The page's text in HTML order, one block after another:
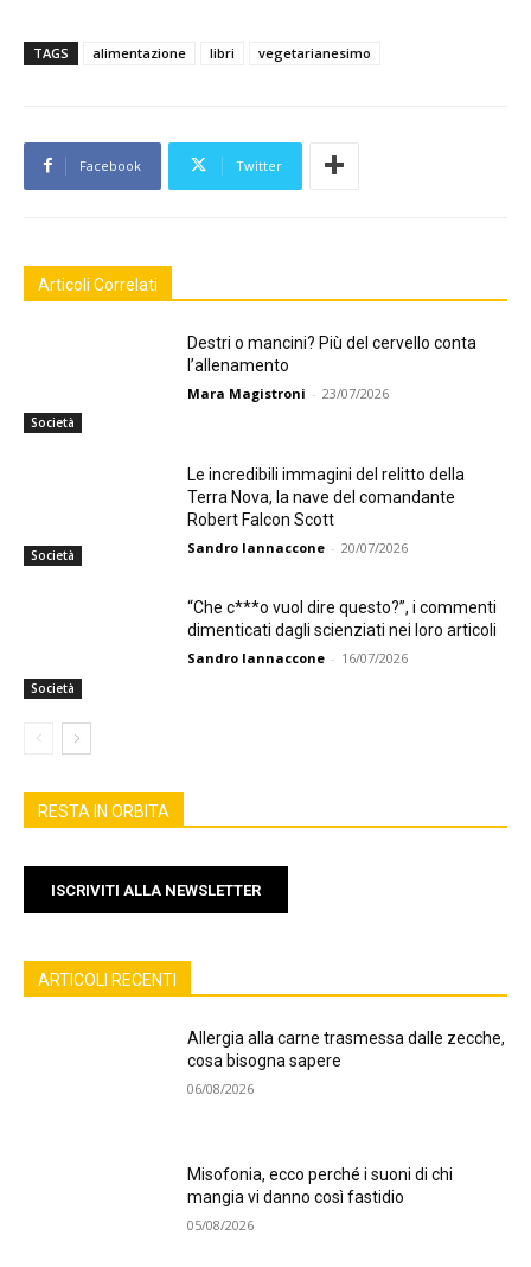
TAGS alimentazione libri vegetarianesimo
Facebook Twitter
Articoli Correlati
Società
Destri o mancini? Più del cervello conta
l’allenamento
Mara Magistroni - 23/07/2026
Società
Le incredibili immagini del relitto della
Terra Nova, la nave del comandante
Robert Falcon Scott
Sandro Iannaccone - 20/07/2026
Società
“Che c***o vuol dire questo?”, i commenti
dimenticati dagli scienziati nei loro articoli
Sandro Iannaccone - 16/07/2026
RESTA IN ORBITA
ISCRIVITI ALLA NEWSLETTER
ARTICOLI RECENTI
Allergia alla carne trasmessa dalle zecche,
cosa bisogna sapere
06/08/2026
Misofonia, ecco perché i suoni di chi
mangia vi danno così fastidio
05/08/2026